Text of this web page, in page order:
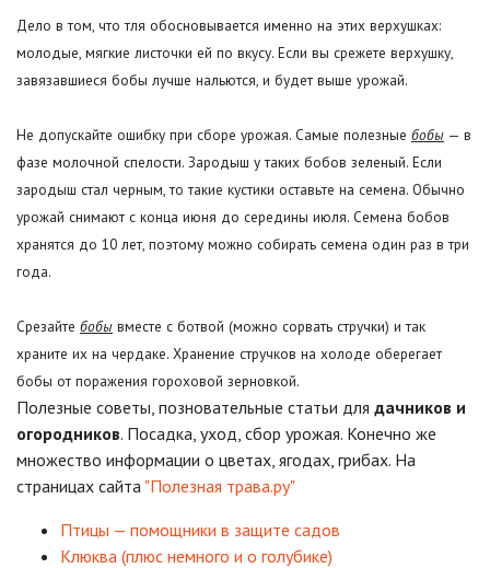
Дело в том, что тля обосновывается именно на этих верхушках:
молодые, мягкие листочки ей по вкусу. Если вы срежете верхушку,
завязавшиеся бобы лучше нальются, и будет выше урожай.
Не допускайте ошибку при сборе урожая. Самые полезные бобы — в
фазе молочной спелости. Зародыш у таких бобов зеленый. Если
зародыш стал черным, то такие кустики оставьте на семена. Обычно
урожай снимают с конца июня до середины июля. Семена бобов
хранятся до 10 лет, поэтому можно собирать семена один раз в три
года.
Срезайте бобы вместе с ботвой (можно сорвать стручки) и так
храните их на чердаке. Хранение стручков на холоде оберегает
бобы от поражения гороховой зерновкой.
Полезные советы, позновательные статьи для дачников и
огородников. Посадка, уход, сбор урожая. Конечно же
множество информации о цветах, ягодах, грибах. На
страницах сайта "Полезная трава.ру"
Птицы — помощники в защите садов
Клюква (плюс немного и о голубике)